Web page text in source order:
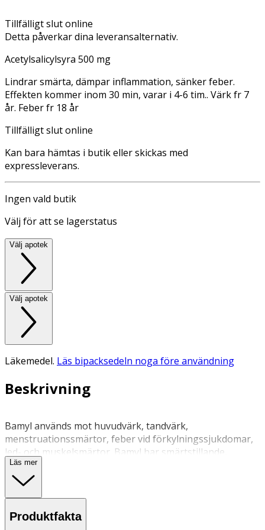
Tillfälligt slut online
Detta påverkar dina leveransalternativ.
Acetylsalicylsyra 500 mg
Lindrar smärta, dämpar inflammation, sänker feber.
Effekten kommer inom 30 min, varar i 4-6 tim.. Värk fr 7
år. Feber fr 18 år
Tillfälligt slut online
Kan bara hämtas i butik eller skickas med
expressleverans.
Ingen vald butik
Välj för att se lagerstatus
Välj apotek
Välj apotek
Läkemedel. Läs bipacksedeln noga före användning
Beskrivning
Bamyl används mot huvudvärk, tandvärk,
menstruationssmärtor, feber vid förkylningssjukdomar,
led- och muskelsmärtor. Bamyl har smärtstillande,
febernedsättande och inflammationshämmande effekt.
Acetylsalicylsyra lindrar smärta genom att motverka
ökar smärtnervernas känslighet. Den febernedsättande
effekten beror på att acetylsalicylsyra ökar kroppens
Läs mer
Produktfakta